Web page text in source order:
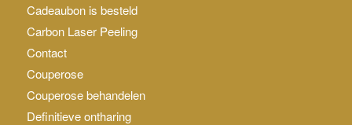
Cadeaubon is besteld
Carbon Laser Peeling
Contact
Couperose
Couperose behandelen
Definitieve ontharing